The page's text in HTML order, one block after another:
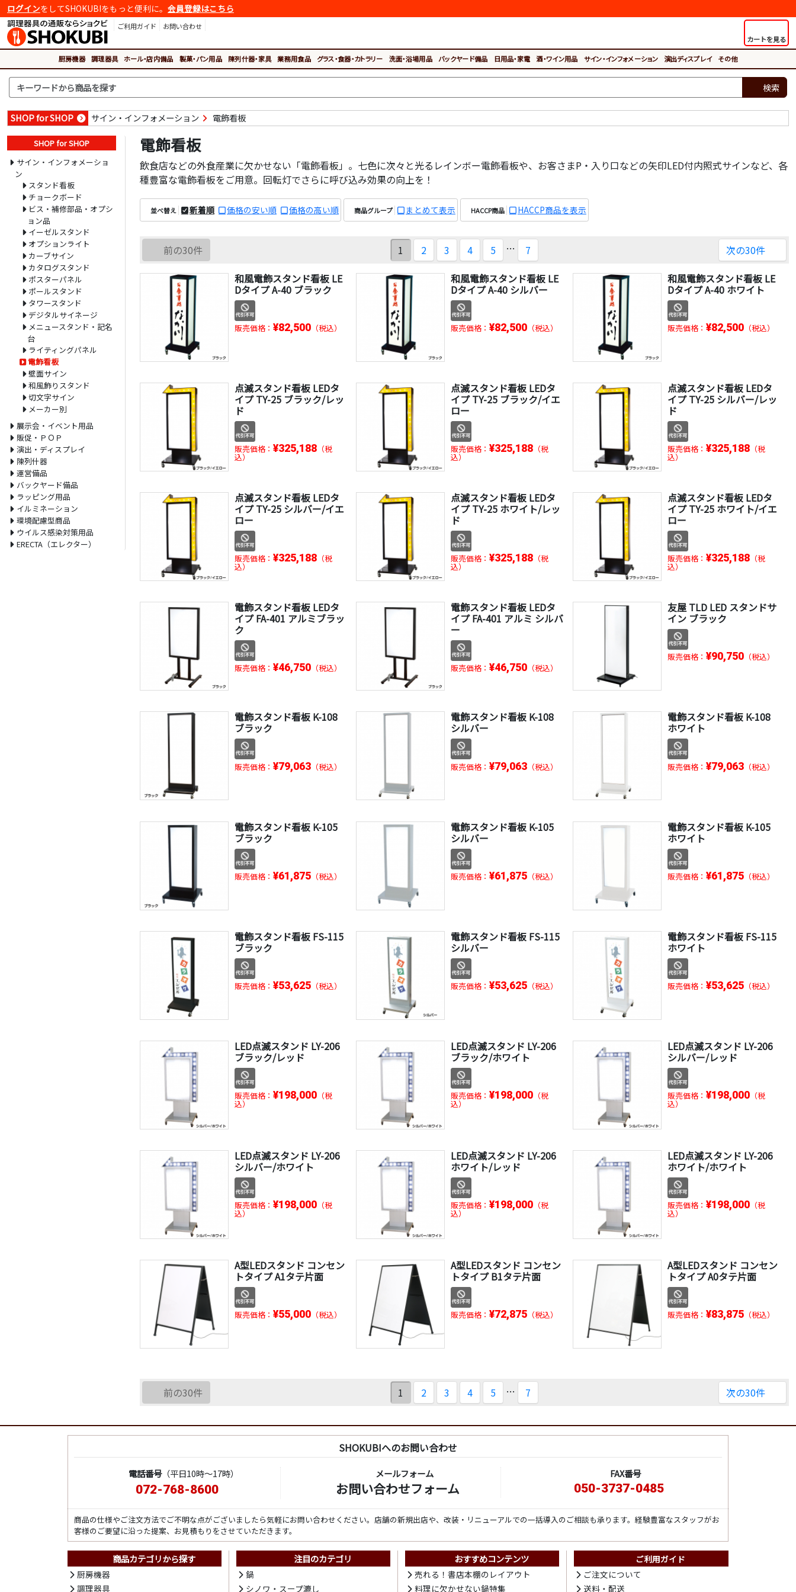
ログインをしてSHOKUBIをもっと便利に。 会員登録はこちら
ご利用ガイド
お問い合わせ
カートを見る
厨房機器 調理器具 ホール・店内備品 製菓・パン用品 陳列什器・家具 業務用食品 グラス・食器・カトラリー 洗面・浴場用品 バックヤード備品 日用品・家電 酒・ワイン用品 サイン・インフォメーション 演出ディスプレイ その他
検索
SHOP for SHOP サイン・インフォメーション 電飾看板
電飾看板
飲食店などの外食産業に欠かせない「電飾看板」。七色に次々と光るレインボー電飾看板や、お客さまP・入り口などの矢印LED付内照式サインなど、各
種豊富な電飾看板をご用意。回転灯でさらに呼び込み効果の向上を！
並べ替え 新着順 価格の安い順 価格の高い順 商品グループ まとめて表示 HACCP商品 HACCP商品を表示
前の30件 1 2 3 4 5 … 7
次の30件
和風電飾スタンド看板 LE
Dタイプ A-40 ブラック
販売価格： ¥82,500 （税込）
和風電飾スタンド看板 LE
Dタイプ A-40 シルバー
販売価格：¥82,500 （税込）
和風電飾スタンド看板 LE
Dタイプ A-40 ホワイト
販売価格： ¥82,500（税込）
点滅スタンド看板 LEDタ
イプ TY-25 ブラック/レッ
ド
販売価格： ¥325,188 （税
込）
点滅スタンド看板 LEDタ
イプ TY-25 ブラック/イエ
ロー
販売価格：¥325,188 （税
込）
点滅スタンド看板 LEDタ
イプ TY-25 シルバー/レッ
ド
販売価格： ¥325,188（税
込）
点滅スタンド看板 LEDタ
イプ TY-25 シルバー/イエ
ロー
販売価格： ¥325,188 （税
込）
点滅スタンド看板 LEDタ
イプ TY-25 ホワイト/レッ
ド
販売価格：¥325,188 （税
込）
点滅スタンド看板 LEDタ
イプ TY-25 ホワイト/イエ
ロー
販売価格： ¥325,188（税
込）
電飾スタンド看板 LEDタ
イプ FA-401 アルミブラッ
ク
販売価格： ¥46,750 （税込）
電飾スタンド看板 LEDタ
イプ FA-401 アルミ シルバ
ー
販売価格：¥46,750 （税込）
友屋 TLD LED スタンドサ
イン ブラック
販売価格： ¥90,750（税込）
電飾スタンド看板 K-108
ブラック
販売価格： ¥79,063 （税込）
電飾スタンド看板 K-108
シルバー
販売価格：¥79,063 （税込）
電飾スタンド看板 K-108
ホワイト
販売価格： ¥79,063（税込）
電飾スタンド看板 K-105
ブラック
販売価格： ¥61,875 （税込）
電飾スタンド看板 K-105
シルバー
販売価格：¥61,875 （税込）
電飾スタンド看板 K-105
ホワイト
販売価格： ¥61,875（税込）
電飾スタンド看板 FS-115
ブラック
販売価格： ¥53,625 （税込）
電飾スタンド看板 FS-115
シルバー
販売価格：¥53,625 （税込）
電飾スタンド看板 FS-115
ホワイト
販売価格： ¥53,625（税込）
LED点滅スタンド LY-206
ブラック/レッド
販売価格： ¥198,000 （税
込）
LED点滅スタンド LY-206
ブラック/ホワイト
販売価格：¥198,000 （税
込）
LED点滅スタンド LY-206
シルバー/レッド
販売価格： ¥198,000（税
込）
LED点滅スタンド LY-206
シルバー/ホワイト
販売価格： ¥198,000 （税
込）
LED点滅スタンド LY-206
ホワイト/レッド
販売価格：¥198,000 （税
込）
LED点滅スタンド LY-206
ホワイト/ホワイト
販売価格： ¥198,000（税
込）
A型LEDスタンド コンセン
トタイプ A1タテ片面
販売価格： ¥55,000 （税込）
A型LEDスタンド コンセン
トタイプ B1タテ片面
販売価格：¥72,875 （税込）
A型LEDスタンド コンセン
トタイプ A0タテ片面
販売価格： ¥83,875（税込）
前の30件 1 2 3 4 5 … 7 次の30件
SHOP for SHOP
サイン・インフォメーショ
ン
スタンド看板
チョークボード
ビス・補修部品・オプシ
ョン品
イーゼルスタンド
オプションライト
カーブサイン
カタログスタンド
ポスターパネル
ポールスタンド
タワースタンド
デジタルサイネージ
メニュースタンド・記名
台
ライティングパネル
電飾看板
壁面サイン
和風飾りスタンド
切文字サイン
メーカー別
展示会・イベント用品
販促・ＰＯＰ
演出・ディスプレイ
陳列什器
運営備品
バックヤード備品
ラッピング用品
イルミネーション
環境配慮型商品
ウイルス感染対策用品
ERECTA（エレクター）
SHOKUBIへのお問い合わせ
電話番号（平日10時～17時）
072-768-8600
メールフォーム
お問い合わせフォーム
FAX番号
050-3737-0485
商品の仕様やご注文方法でご不明な点がございましたら気軽にお問い合わせください。店舗の新規出店や、改装・リニューアルでの一括導入のご相談も承ります。経験豊富なスタッフがお
客様のご要望に沿った提案、お見積もりをさせていただきます。
商品カテゴリから探す
厨房機器
調理器具
注目のカテゴリ
鍋
シノワ・スープ漉し
おすすめコンテンツ
売れる！書店本棚のレイアウト
料理に欠かせない鍋特集
ご利用ガイド
ご注文について
送料・配送